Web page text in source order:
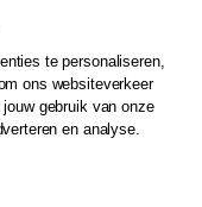
te personaliseren,
ons websiteverkeer
gebruik van onze
en analyse.